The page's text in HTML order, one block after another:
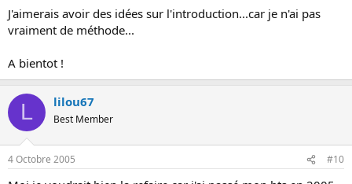
J'aimerais avoir des idées sur l'introduction...car je n'ai pas
vraiment de méthode...
A bientot !
L lilou67
Best Member
4 Octobre 2005 #10